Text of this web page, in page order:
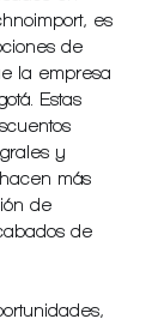
es
de
la empresa
Estas
y
más
de
de